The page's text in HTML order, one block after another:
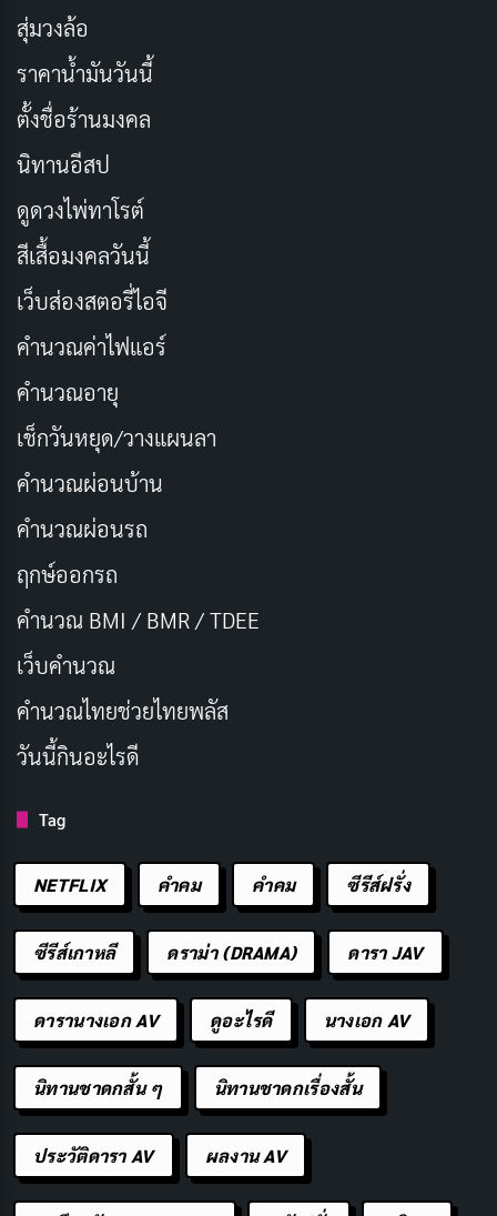
เรื่องย่อ
อนิเมะเรื่อง “วิ่งไปกับสายลม” (Kaze ga Tsuyoku
Fuiteiru) เล่าเรื่องราวของกลุ่มนักศึกษามหาวิทยาลัย 10
เป็นการแข่งขันวิ่งมาราธอนระดับมหาวิทยาลัยที่มีชื่อเสียง
ที่สุดในประเทศญี่ปุ่น
ตัวละครหลักของเรื่องคือ คิโยเสะ ไฮจิ นักศึกษาชั้นปีที่ 1 ที่
เพิ่งย้ายมาเรียนมหาวิทยาลัยในเมืองฮาโกเนะ เขาเป็นชาย
หนุ่มที่ขาดความมั่นใจและไม่รู้ว่าตัวเองต้องการอะไรใน
ชีวิต จนกระทั่งเขาได้พบกับ คุราฮาระ คาเครุ นักศึกษาชั้นปี
ที่ 4 ที่หลงใหลในการวิ่งมาราธอน
คุราฮาระชวนคิโยเสะเข้าร่วมชมรมวิ่งของมหาวิทยาลัย
อื่นๆ แม้จะเริ่มต้นจากการวิ่งเพื่อหนีปัญหา แต่คิโยเสะก็เริ่ม
ค้นพบความสนุกและความหมายของการวิ่งไปทีละน้อย
ช่องทางการรับชม:
3. HAIKYUU (ไฮคิว!! คู่ตบฟ้าประทาน)
เรื่องย่อ ไฮคิว!! คู่ตบฟ้าประทาน
สุ่มวงล้อ
ราคาน้ำมันวันนี้
ตั้งชื่อร้านมงคล
นิทานอีสป
ดูดวงไพ่ทาโรต์
สีเสื้อมงคลวันนี้
เว็บส่องสตอรี่ไอจี
คำนวณค่าไฟแอร์
คำนวณอายุ
เช็กวันหยุด/วางแผนลา
คำนวณผ่อนบ้าน
คำนวณผ่อนรถ
ฤกษ์ออกรถ
คำนวณ BMI / BMR / TDEE
เว็บคํานวณ
คํานวณไทยช่วยไทยพลัส
วันนี้กินอะไรดี
Tag
NETFLIX คำคม คําคม ซีรีส์ฝรั่ง
ซีรีส์เกาหลี ดราม่า (DRAMA) ดารา JAV
ดารานางเอก AV ดูอะไรดี นางเอก AV
นิทานชาดกสั้น ๆ นิทานชาดกเรื่องสั้น
ประวัติดารา AV ผลงาน AV